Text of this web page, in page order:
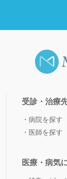
受診・治療
病院を探す
医師を探す
医療・病気